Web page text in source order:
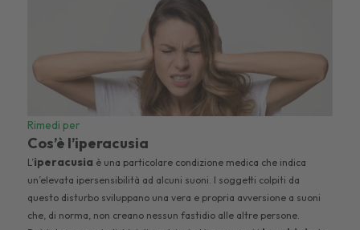
Rimedi per
Cos’è l’iperacusia
L’iperacusia è una particolare condizione medica che indica
un’elevata ipersensibilità ad alcuni suoni. I soggetti colpiti da
questo disturbo sviluppano una vera e propria avversione a suoni
che, di norma, non creano nessun fastidio alle altre persone.